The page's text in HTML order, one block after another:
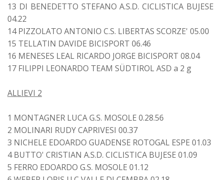
13 DI BENEDETTO STEFANO A.S.D. CICLISTICA BUJESE
04.22
14 PIZZOLATO ANTONIO C.S. LIBERTAS SCORZE' 05.00
15 TELLATIN DAVIDE BICISPORT 06.46
16 MENESES LEAL RICARDO JORGE BICISPORT 08.04
17 FILIPPI LEONARDO TEAM SÜDTIROL ASD a 2 g
ALLIEVI 2
1 MONTAGNER LUCA G.S. MOSOLE 0.28.56
2 MOLINARI RUDY CAPRIVESI 00.37
3 NICHELE EDOARDO GUADENSE ROTOGAL ESPE 01.03
4 BUTTO' CRISTIAN A.S.D. CICLISTICA BUJESE 01.09
5 FERRO EDOARDO G.S. MOSOLE 01.12